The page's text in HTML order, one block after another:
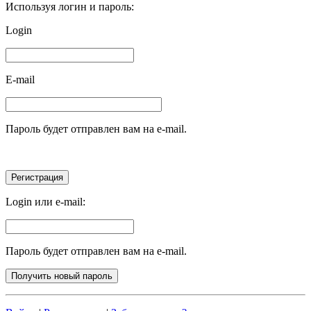
Используя логин и пароль:
Login
E-mail
Пароль будет отправлен вам на e-mail.
Login или e-mail:
Пароль будет отправлен вам на e-mail.